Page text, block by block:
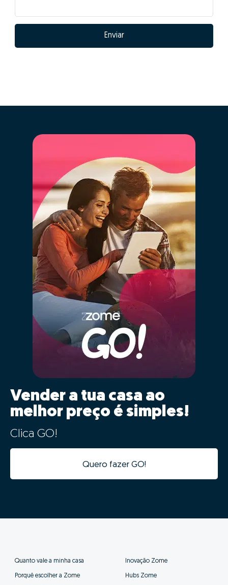
Enviar
Vender a tua casa ao
melhor preço é simples!
Clica GO!
Quero fazer GO!
Quanto vale a minha casa
Porquê escolher a Zome
Inovação Zome
Hubs Zome